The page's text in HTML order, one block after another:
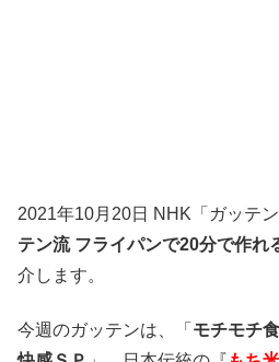
2021年10月20日 NHK「ガッテ
テン流 フライパンで20分で作れ
介します。
今週のガッテンは、「 モチモチ